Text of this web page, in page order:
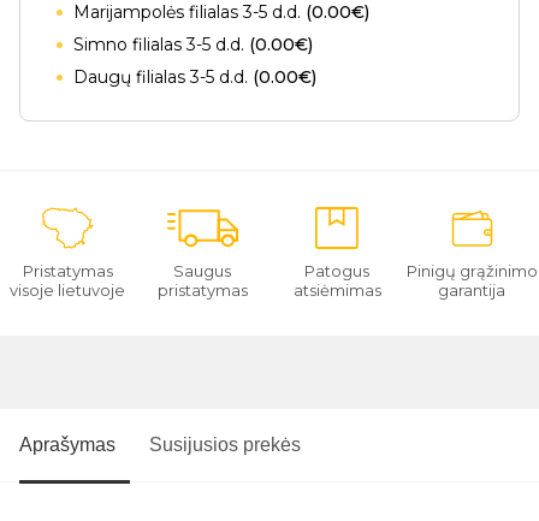
Marijampolės filialas 3-5 d.d. (0.00€)
Simno filialas 3-5 d.d. (0.00€)
Daugų filialas 3-5 d.d. (0.00€)
Pristatymas
visoje lietuvoje
Saugus
pristatymas
Patogus
atsiėmimas
Pinigų grąžinimo
garantija
Aprašymas Susijusios prekės